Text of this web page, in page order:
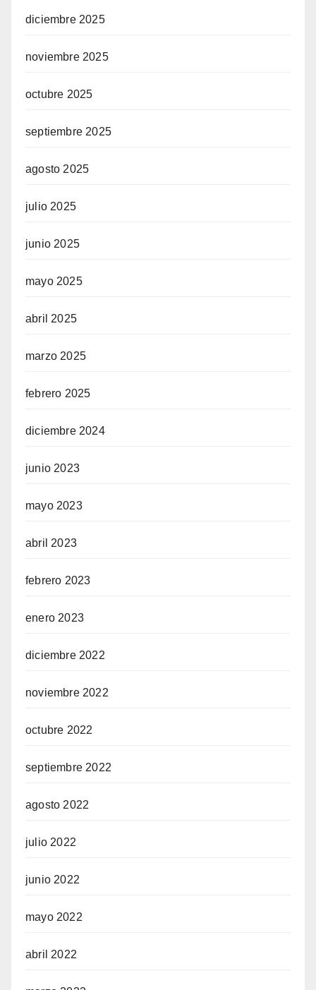
diciembre 2025
noviembre 2025
octubre 2025
septiembre 2025
agosto 2025
julio 2025
junio 2025
mayo 2025
abril 2025
marzo 2025
febrero 2025
diciembre 2024
junio 2023
mayo 2023
abril 2023
febrero 2023
enero 2023
diciembre 2022
noviembre 2022
octubre 2022
septiembre 2022
agosto 2022
julio 2022
junio 2022
mayo 2022
abril 2022